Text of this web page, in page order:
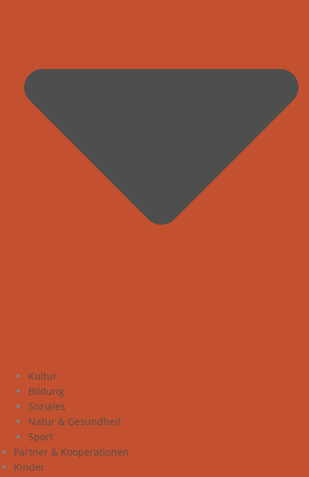
Kultur
Bildung
Soziales
Natur & Gesundheit
Sport
Partner & Kooperationen
Kinder